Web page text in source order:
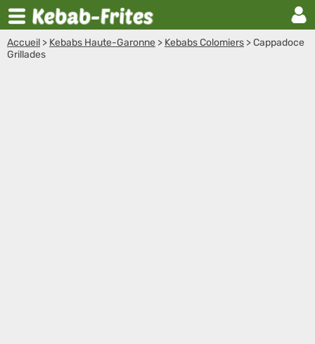
Accueil > Kebabs Haute-Garonne > Kebabs Colomiers >Cappadoce
Grillades